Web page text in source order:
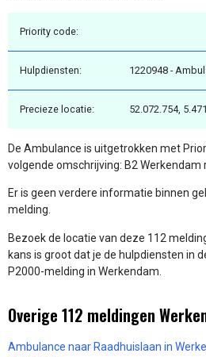
Priority code:
Hulpdiensten: 1220948 -
Precieze locatie: 52.072.754,
De Ambulance is uitgetrokken met
volgende omschrijving: B2 Werkendam
Er is geen verdere informatie binnen
melding.
Bezoek de locatie van deze 112
kans is groot dat je de hulpdiensten in
P2000-melding in Werkendam.
Overige 112 meldingen
Ambulance naar Raadhuislaan in